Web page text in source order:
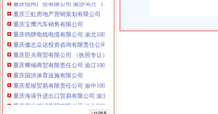
重庆三虹房地产营销策划有限公司
重庆宝鹰汽车销售有限公司
重庆鸽牌电线电缆有限公司 渝北10010万 (进出口权)
重庆傲志众达投资咨询有限责任公司 渝九1000万 （增资）
重庆臣夫商贸有限公司 （执照专让）
重庆卿倾商贸有限责任公司 渝江100万 （工商注册）
重庆国洪体育设施有限公司
重庆星竣贸易有限责任公司 渝中100万 （进出口权）
重庆海谛升进出口贸易有限公司 渝北100万 （进出口权）
重庆奕欣锦诚商贸有限公司 渝九50万 （工商注册）
重庆信同广告有限公司 渝沙50万 （工商注册）